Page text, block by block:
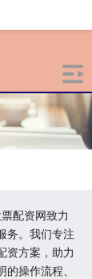
配资网致力
务。我们专注
资方案，助力
操作流程、